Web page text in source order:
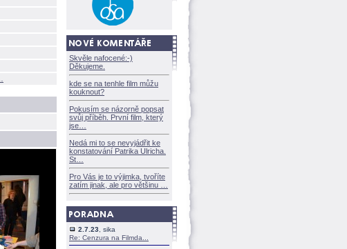
Skvěle nafocené:-)
Děkujeme.
kde se na tenhle film můžu
kouknout?
Pokusím se názorně popsat
svůj příběh. První film, který
jse
Nedá mi to se nevyjádřit ke
konstatování Patrika Ulricha.
St
Pro Vás je to výjimka, tvoříte
zatím jinak, ale pro většinu
2.7.23 , sika
Re: Cenzura na Filmda...